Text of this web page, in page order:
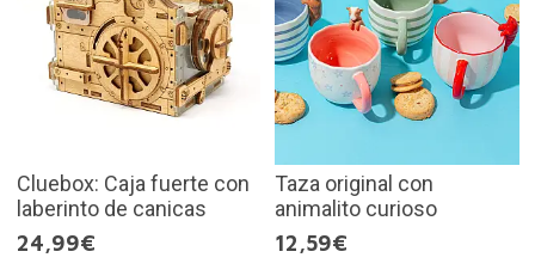
Cluebox: Caja fuerte con
laberinto de canicas
24,99€
Taza original con
animalito curioso
12,59€